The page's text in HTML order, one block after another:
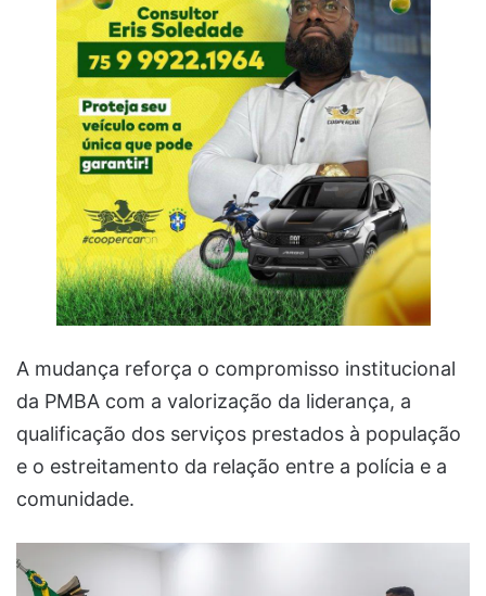
A mudança reforça o compromisso institucional
da PMBA com a valorização da liderança, a
qualificação dos serviços prestados à população
e o estreitamento da relação entre a polícia e a
comunidade.